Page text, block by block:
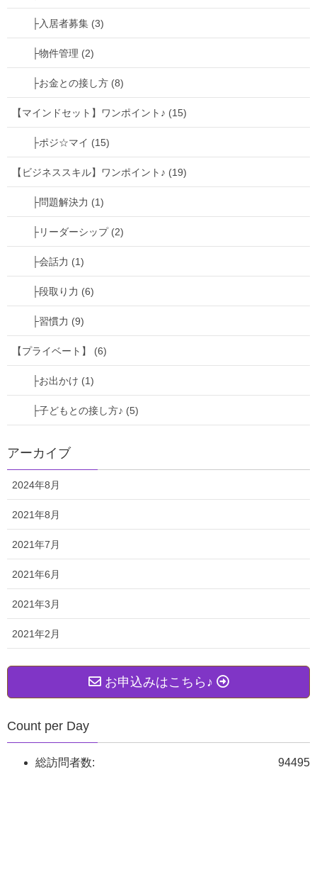
├入居者募集 (3)
├物件管理 (2)
├お金との接し方 (8)
【マインドセット】ワンポイント♪ (15)
├ポジ☆マイ (15)
【ビジネススキル】ワンポイント♪ (19)
├問題解決力 (1)
├リーダーシップ (2)
├会話力 (1)
├段取り力 (6)
├習慣力 (9)
【プライベート】 (6)
├お出かけ (1)
├子どもとの接し方♪ (5)
アーカイブ
2024年8月
2021年8月
2021年7月
2021年6月
2021年3月
2021年2月
お申込みはこちら♪
Count per Day
94495
総訪問者数:
～インスタグラム～